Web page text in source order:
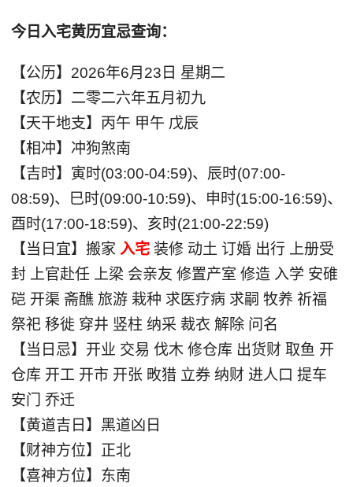
今日入宅黄历宜忌查询：
【公历】2026年6月23日 星期二
【农历】二零二六年五月初九
【天干地支】丙午 甲午 戊辰
【相冲】冲狗煞南
【吉时】寅时(03:00-04:59)、辰时(07:00-
08:59)、巳时(09:00-10:59)、申时(15:00-16:59)、
酉时(17:00-18:59)、亥时(21:00-22:59)
【当日宜】搬家 入宅装修 动土 订婚 出行 上册受
封 上官赴任 上梁 会亲友 修置产室 修造 入学 安碓
硙 开渠 斋醮 旅游 栽种 求医疗病 求嗣 牧养 祈福
祭祀 移徙 穿井 竖柱 纳采 裁衣 解除 问名
【当日忌】开业 交易 伐木 修仓库 出货财 取鱼 开
仓库 开工 开市 开张 畋猎 立券 纳财 进人口 提车
安门 乔迁
【黄道吉日】黑道凶日
【财神方位】正北
【喜神方位】东南